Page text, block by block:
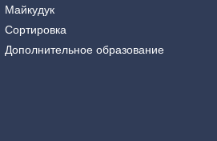
Майкудук
Сортировка
Дополнительное образование